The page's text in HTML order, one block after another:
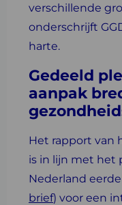
verschillende
onderschrijft
harte.
Gedeeld
aanpak
Het rapport van
is in lijn met het
Nederland
brief) voor een